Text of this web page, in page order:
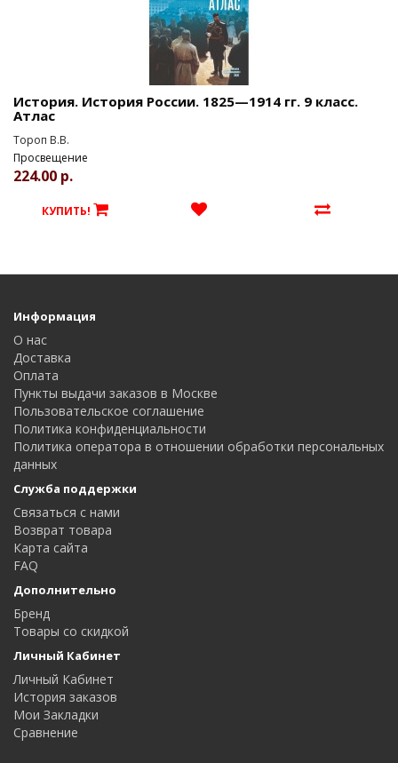
История. История России. 1825—1914 гг. 9 класс.
Атлас
Тороп В.В.
Просвещение
224.00 р.
КУПИТЬ!
Информация
О нас
Доставка
Оплата
Пункты выдачи заказов в Москве
Пользовательское соглашение
Политика конфиденциальности
Политика оператора в отношении обработки персональных
данных
Служба поддержки
Связаться с нами
Возврат товара
Карта сайта
FAQ
Дополнительно
Бренд
Товары со скидкой
Личный Кабинет
Личный Кабинет
История заказов
Мои Закладки
Сравнение